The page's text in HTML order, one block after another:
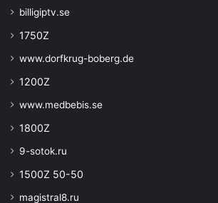
billigiptv.se
1750Z
www.dorfkrug-boberg.de
1200Z
www.medbebis.se
1800Z
9-sotok.ru
1500Z 50-50
magistral8.ru